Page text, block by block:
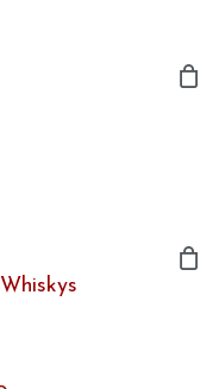
Whiskys